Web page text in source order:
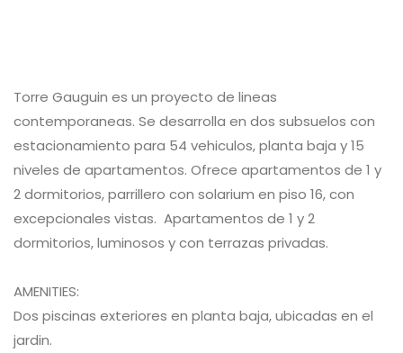
Torre Gauguin es un proyecto de lineas
contemporaneas. Se desarrolla en dos subsuelos con
estacionamiento para 54 vehiculos, planta baja y 15
niveles de apartamentos. Ofrece apartamentos de 1 y
2 dormitorios, parrillero con solarium en piso 16, con
excepcionales vistas. Apartamentos de 1 y 2
dormitorios, luminosos y con terrazas privadas.
AMENITIES:
Dos piscinas exteriores en planta baja, ubicadas en el
jardin.